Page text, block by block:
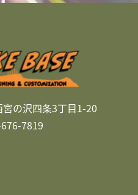
の沢四条3丁目1-20
7819